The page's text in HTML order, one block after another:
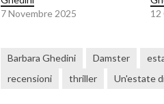
7 Novembre 2025
Barbara Ghedini Damster
recensioni
thriller Un'estate